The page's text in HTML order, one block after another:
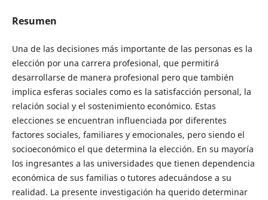
Resumen
Una de las decisiones más importante de las personas es la
elección por una carrera profesional, que permitirá
desarrollarse de manera profesional pero que también
implica esferas sociales como es la satisfacción personal, la
relación social y el sostenimiento económico. Estas
elecciones se encuentran influenciada por diferentes
factores sociales, familiares y emocionales, pero siendo el
socioeconómico el que determina la elección. En su mayoría
los ingresantes a las universidades que tienen dependencia
económica de sus familias o tutores adecuándose a su
realidad. La presente investigación ha querido determinar